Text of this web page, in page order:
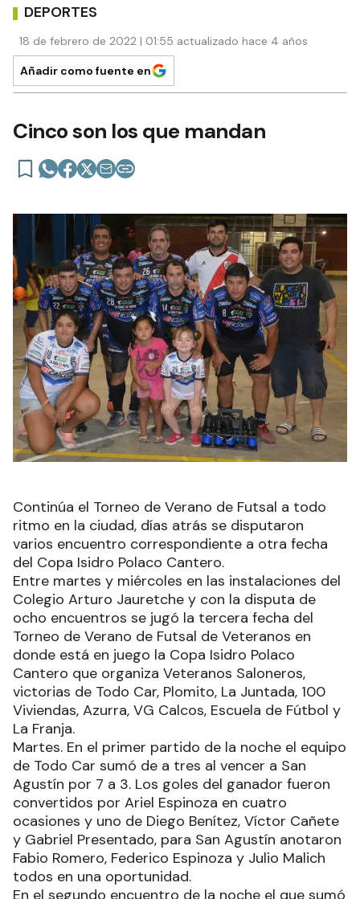
DEPORTES
18 de febrero de 2022 | 01:55 actualizado hace 4 años
Añadir como fuente en
Cinco son los que mandan
Continúa el Torneo de Verano de Futsal a todo
ritmo en la ciudad, días atrás se disputaron
varios encuentro correspondiente a otra fecha
del Copa Isidro Polaco Cantero.
Entre martes y miércoles en las instalaciones del
Colegio Arturo Jauretche y con la disputa de
ocho encuentros se jugó la tercera fecha del
Torneo de Verano de Futsal de Veteranos en
donde está en juego la Copa Isidro Polaco
Cantero que organiza Veteranos Saloneros,
victorias de Todo Car, Plomito, La Juntada, 100
Viviendas, Azurra, VG Calcos, Escuela de Fútbol y
La Franja.
Martes. En el primer partido de la noche el equipo
de Todo Car sumó de a tres al vencer a San
Agustín por 7 a 3. Los goles del ganador fueron
convertidos por Ariel Espinoza en cuatro
ocasiones y uno de Diego Benítez, Víctor Cañete
y Gabriel Presentado, para San Agustín anotaron
Fabio Romero, Federico Espinoza y Julio Malich
todos en una oportunidad.